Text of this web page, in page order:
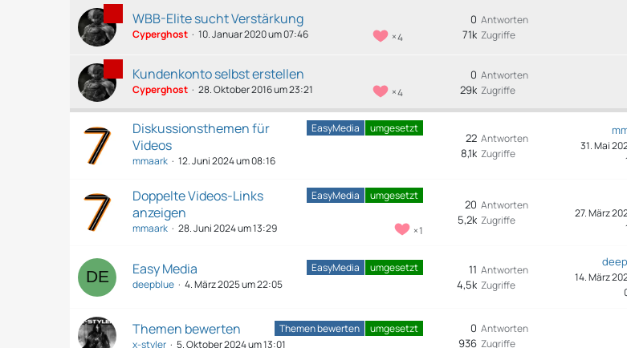
WBB-Elite sucht Verstärkung
4
Cyperghost 10. Januar 2020 um 07:46
Antworten
0
Zugriffe
71k
Kundenkonto selbst erstellen
4
Cyperghost 28. Oktober 2016 um 23:21
Antworten
0
Zugriffe
29k
EasyMedia umgesetzt
Diskussionsthemen für
Videos
mmaark 12. Juni 2024 um 08:16
Antworten
22
Zugriffe
8,1k
31. Mai
EasyMedia umgesetzt
Doppelte Videos-Links
anzeigen
1
mmaark 28. Juni 2024 um 13:29
Antworten
20
Zugriffe
5,2k
27. März
EasyMedia umgesetzt
Easy Media
deepblue 4. März 2025 um 22:05
Antworten
11
Zugriffe
4,5k
14. März
Themen bewerten umgesetzt
Themen bewerten
x-styler 5. Oktober 2024 um 13:01
Antworten
0
Zugriffe
936